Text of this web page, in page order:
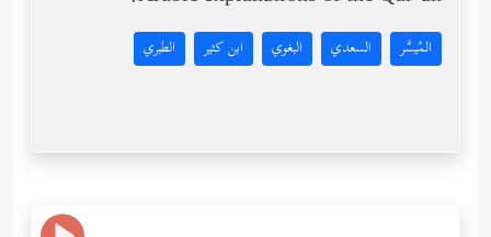
المُيسَّر السعدي البغوي ابن كثير الطبري